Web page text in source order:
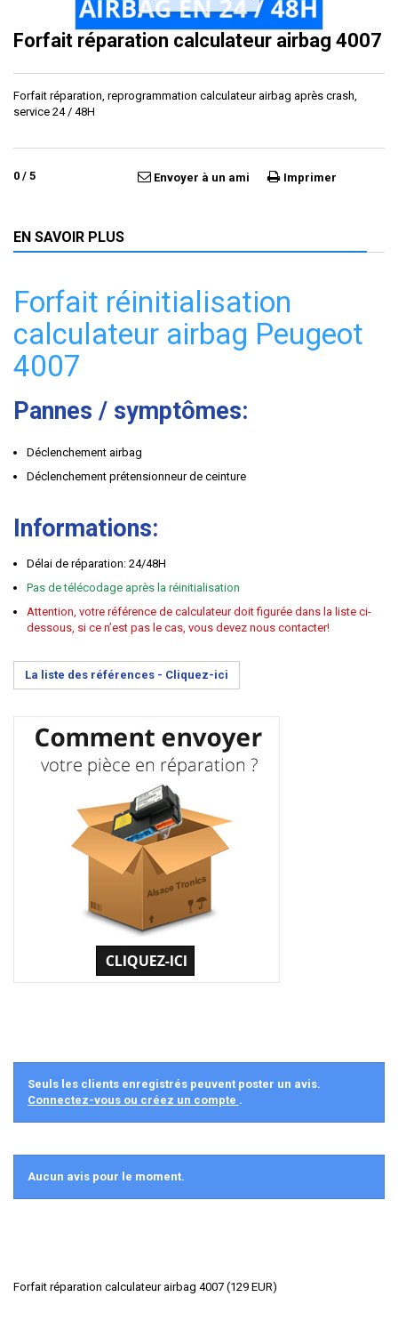
Forfait réparation calculateur airbag 4007
Forfait réparation, reprogrammation calculateur airbag après crash,
service 24 / 48H
0 / 5 Envoyer à un ami Imprimer
EN SAVOIR PLUS
Forfait réinitialisation
calculateur airbag Peugeot
4007
Pannes / symptômes:
Déclenchement airbag
Déclenchement prétensionneur de ceinture
Informations:
Délai de réparation: 24/48H
Pas de télécodage après la réinitialisation
Attention, votre référence de calculateur doit figurée dans la liste ci-
dessous, si ce n’est pas le cas, vous devez nous contacter!
La liste des références - Cliquez-ici
Seuls les clients enregistrés peuvent poster un avis.
Connectez-vous ou créez un compte .
Aucun avis pour le moment.
Forfait réparation calculateur airbag 4007 (129 EUR)